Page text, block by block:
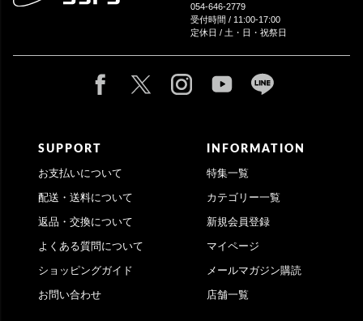
054-646-2779
受付時間 / 11:00-17:00
定休日 / 土・日・祝祭日
SUPPORT
お支払いについて
配送・送料について
返品・交換について
よくある質問について
ショッピングガイド
お問い合わせ
INFORMATION
特集一覧
カテゴリー一覧
新規会員登録
マイページ
メールマガジン購読
店舗一覧